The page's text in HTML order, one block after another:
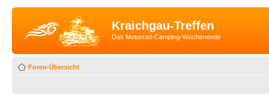
Kraichgau-Treffen
Das Motorrad-Camping-Wochenende
Foren-Übersicht